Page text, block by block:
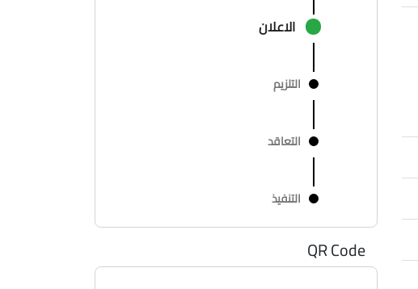
الاعلان
التلزيم
التعاقد
التنفيذ
QR Code